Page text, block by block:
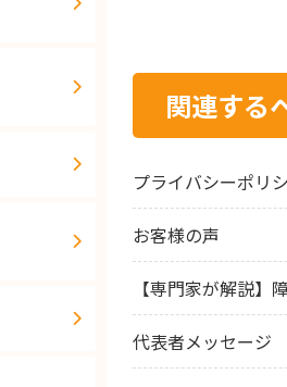
関連する
プライバシーポリ
お客様の声
【専門家が解説】
代表者メッセージ